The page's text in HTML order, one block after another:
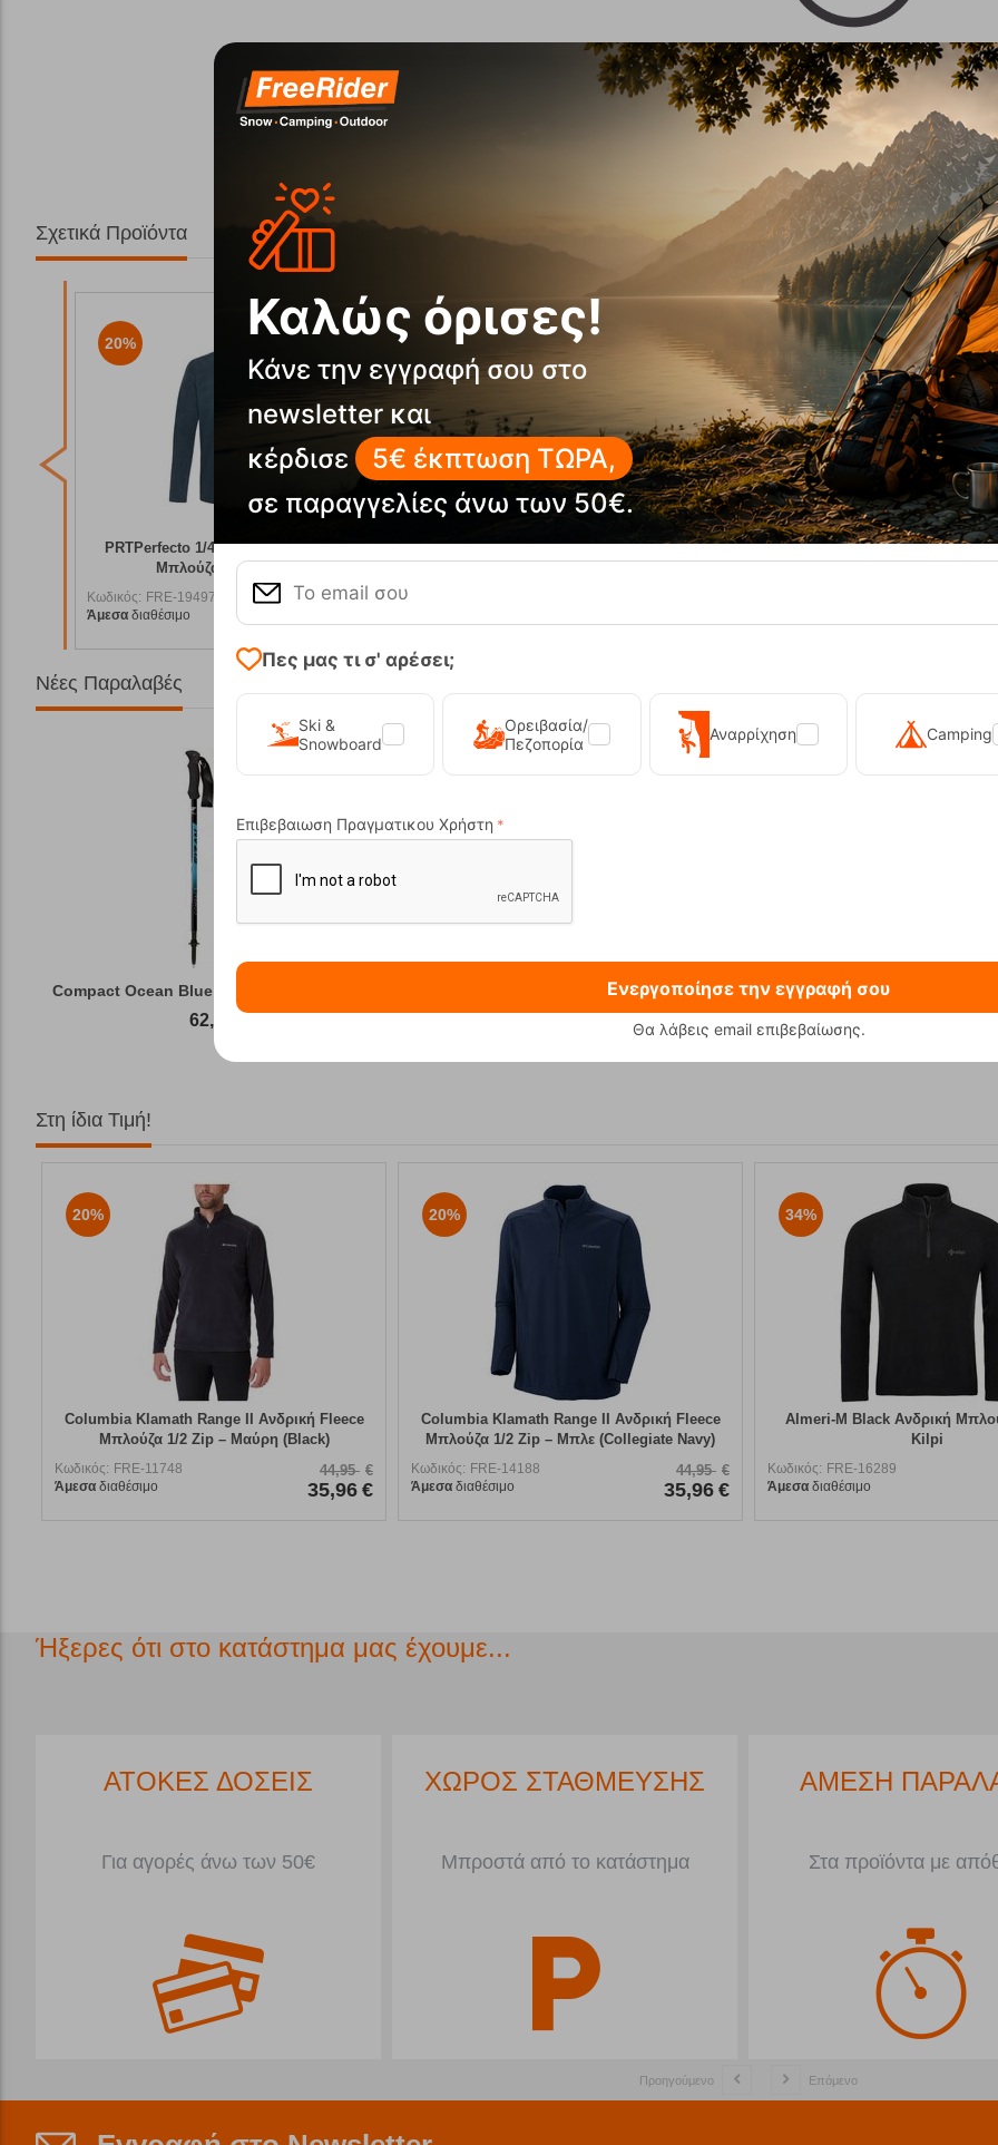
Σχετικά Προϊόντα
20%
PRTDELANO Jr Aspen Green Παιδικό
Fleece 1/4 Protest
Κωδικός: FRE-19513
Άμεσα διαθέσιμο
39,99 €
31,99 €
20%
PRTDELANO Jr Twilight Navy Παιδικό
31,99 €
PRTREMUTEZ Glacial Blue
Νέες Παραλαβές
62,50
Winter Gas 230g Φιάλη Υγραεριού Primus Sonna-M Black Ανδρικό
Στη ίδια Τιμή!
20%
Columbia Klamath Range II Ανδρική Fleece
Μπλούζα 1/2 Zip – Μαύρη (Black)
Κωδικός: FRE-11748
Άμεσα διαθέσιμο
44,95 €
35,96 €
20%
Columbia Klamath Range II Ανδρική Fleece
Μπλούζα 1/2 Zip – Μπλε (Collegiate Navy)
Κωδικός: FRE-14188
Άμεσα διαθέσιμο
44,95 €
35,96 €
34%
Almeri-M Black Ανδρική
Kilpi
Κωδικός: FRE-16289
Άμεσα διαθέσιμο
Ήξερες ότι στο κατάστημα μας έχουμε...
ΔΩΡΕΑΝ ΜΕΤΑΦΟΡΙΚΑ*
Για Παραγγελίες άνω 79€<5kg
ΑΤΟΚΕΣ ΔΟΣΕΙΣ
Για αγορές άνω των 50€
ΧΩΡΟΣ
Μπροστά από το
Προηγούμενο Επόμενο
Καλώς όρισες!
Κάνε την εγγραφή σου στο
newsletter και
κέρδισε
5€ έκπτωση ΤΩΡΑ,
σε παραγγελίες άνω των 50€.
Πες μας τι σ' αρέσει;
Ski &
Snowboard
Ορειβασία/
Πεζοπορία
Αναρρίχηση Camping
Επιβεβαιωση Πραγματικου Χρήστη
Ενεργοποίησε την εγγραφή σου
Θα λάβεις email επιβεβαίωσης.